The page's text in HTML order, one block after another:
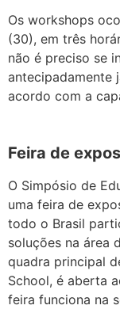
Os workshops
(30), em três
não é preciso se
antecipadamente
acordo com a
Feira de
O Simpósio de
uma feira de
todo o Brasil
soluções na área
quadra principal
School, é aberta
feira funciona na